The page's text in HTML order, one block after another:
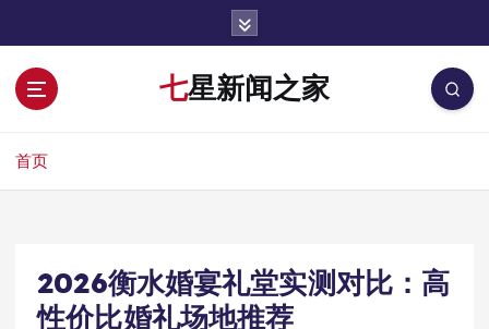
七星新闻之家
首页
2026衡水婚宴礼堂实测对比：高
性价比婚礼场地推荐